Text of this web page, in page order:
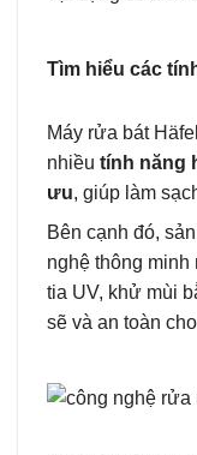
Tìm hiểu các
Máy rửa bát
nhiều tính năng
ưu, giúp làm
Bên cạnh đó,
nghệ thông
tia UV, khử mùi
sẽ và an toàn